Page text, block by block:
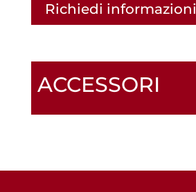
Richiedi informazioni
ACCESSORI